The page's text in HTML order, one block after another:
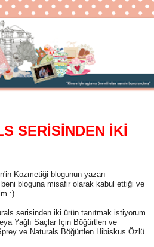
SERİSİNDEN İKİ
Kozmetiği blogunun yazarı
bloguna misafir olarak kabul ettiği ve
:)
serisinden iki ürün tanıtmak istiyorum.
Yağlı Saçlar İçin Böğürtlen ve
ve Naturals Böğürtlen Hibiskus Özlü